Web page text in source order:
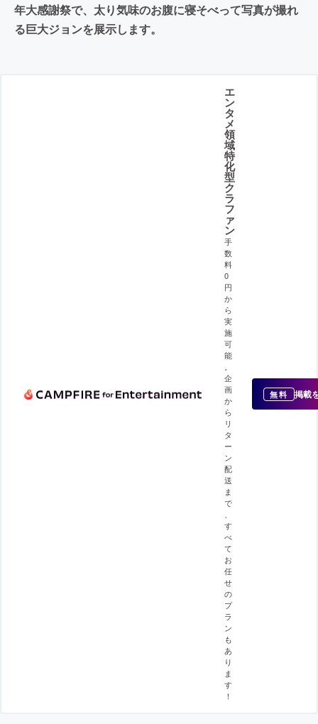
年大感謝祭で、太り気味のお腹に寝そべって写真が撮れ
る巨大ジョンを展示します。
エ
ン
タ
メ
領
域
特
化
型
ク
ラ
フ
ァ
ン
手
数
料
0
円
か
ら
実
施
可
能
。
企
画
か
ら
リ
タ
ー
ン
配
送
ま
で
、
す
べ
て
お
任
せ
の
プ
ラ
ン
も
あ
り
ま
す
！
無料 掲載